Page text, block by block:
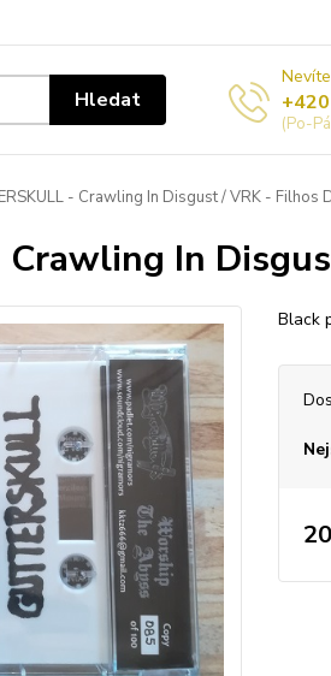
Hledat
(Po-
- Crawling In Disgust / VRK - Filhos
Crawling In
Black